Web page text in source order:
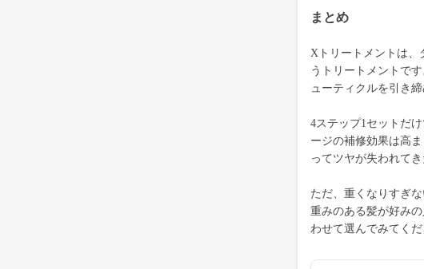
まとめ
Xトリートメントは、
うトリートメントで
ューティクルを引き
4ステップ1セットだ
ージの補修効果は高
ってツヤが失われて
ただ、重くなりすぎ
重みのある髪が好み
わせて選んでみてくだ